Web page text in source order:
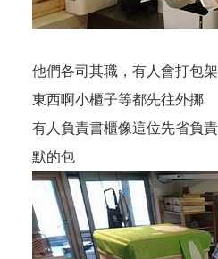
他們各司其職，有人會打包
東西啊小櫃子等都先往外挪
有人負責書櫃像這位先省負
默的包